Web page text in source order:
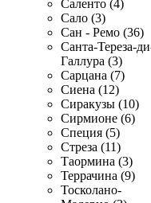
Саленто (4)
Сало (3)
Сан - Ремо (36)
Санта-Тереза-
Галлура (3)
Сарцана (7)
Сиена (12)
Сиракузы (10)
Сирмионе (6)
Специя (5)
Стреза (11)
Таормина (3)
Террачина (9)
Тосколано-